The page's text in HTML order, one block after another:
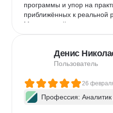
программы и упор на
приближённых к реальной
Менторы действительно
доступно, даже без
образования. За время
системный подход к
собеседованиях это
мыслить структурно и
Денис
Пользователь
26
Профессия: